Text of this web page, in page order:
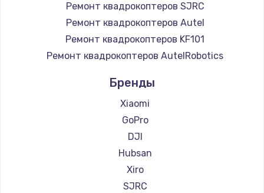
Ремонт квадрокоптеров SJRC
Ремонт квадрокоптеров Autel
Ремонт квадрокоптеров KF101
Ремонт квадрокоптеров AutelRobotics
Бренды
Xiaomi
GoPro
DJI
Hubsan
Xiro
SJRC